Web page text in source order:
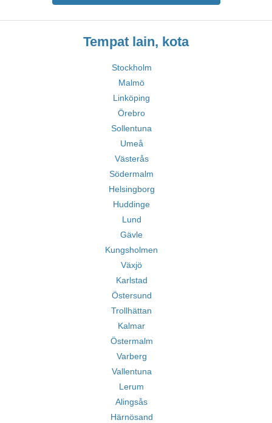
Tempat lain, kota
Stockholm
Malmö
Linköping
Örebro
Sollentuna
Umeå
Västerås
Södermalm
Helsingborg
Huddinge
Lund
Gävle
Kungsholmen
Växjö
Karlstad
Östersund
Trollhättan
Kalmar
Östermalm
Varberg
Vallentuna
Lerum
Alingsås
Härnösand